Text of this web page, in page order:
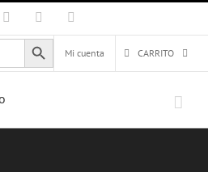
Instagram
Botón de búsqueda
Mi cuenta
CARRITO